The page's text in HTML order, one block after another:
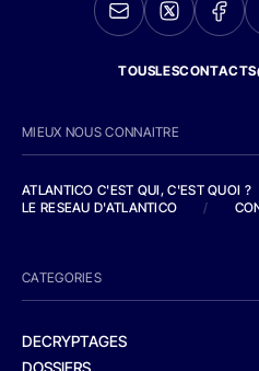
MIEUX NOUS CONNAITRE
ATLANTICO C'EST QUI, C'EST QUOI ?
LE RESEAU D'ATLANTICO
/
CATEGORIES
DECRYPTAGES
DOSSIERS